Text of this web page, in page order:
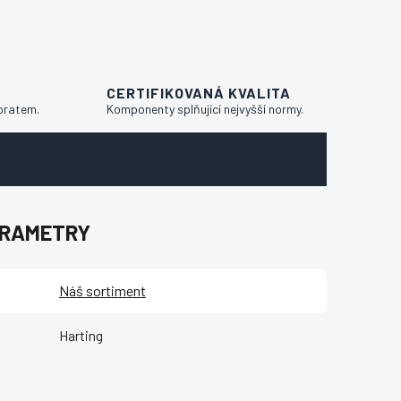
CERTIFIKOVANÁ KVALITA
Komponenty splňující nejvyšší normy.
Náš sortiment
Harting